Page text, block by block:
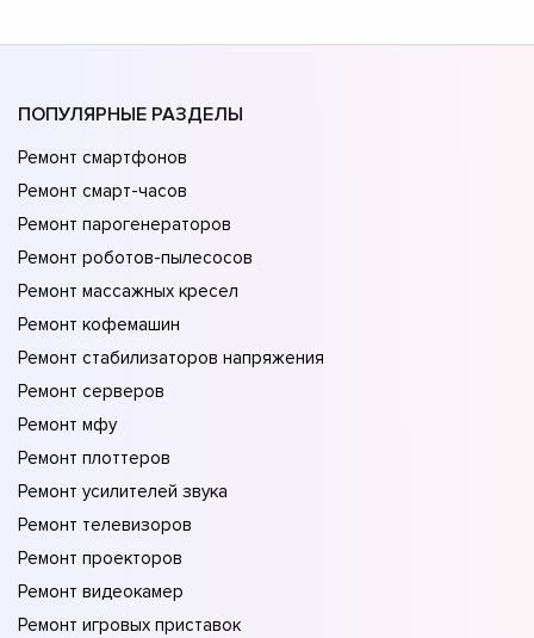
ПОПУЛЯРНЫЕ РАЗДЕЛЫ
Ремонт смартфонов
Ремонт смарт-часов
Ремонт парогенераторов
Ремонт роботов-пылесосов
Ремонт массажных кресел
Ремонт кофемашин
Ремонт стабилизаторов напряжения
Ремонт серверов
Ремонт мфу
Ремонт плоттеров
Ремонт усилителей звука
Ремонт телевизоров
Ремонт проекторов
Ремонт видеокамер
Ремонт игровых приставок